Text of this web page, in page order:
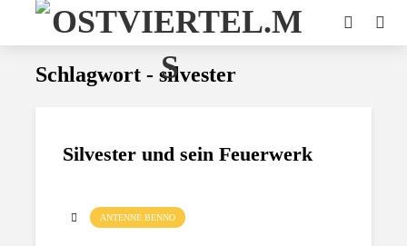
Schlagwort - silvester
ANTENNE BENNO
Silvester und sein Feuerwerk